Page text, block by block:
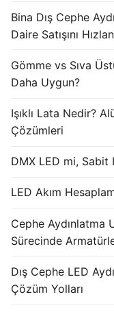
Bina Dış Cephe
Daire Satışını
Gömme vs Sıva
Daha Uygun?
Işıklı Lata Nedir?
Çözümleri
DMX LED mi, Sabit
LED Akım
Cephe Aydınlatma
Sürecinde
Dış Cephe LED
Çözüm Yolları